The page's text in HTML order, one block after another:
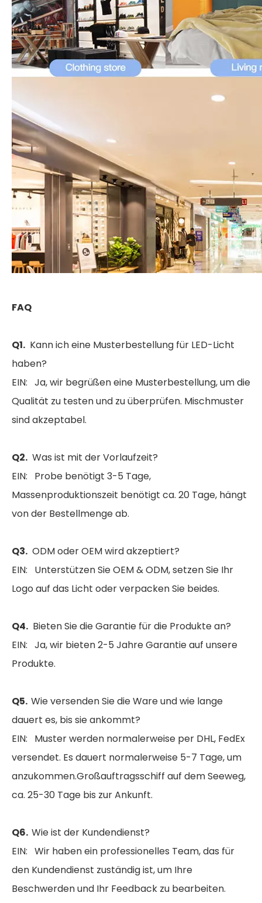
FAQ
Q1. Kann ich eine Musterbestellung für LED-Licht
haben?
EIN: Ja, wir begrüßen eine Musterbestellung, um die
Qualität zu testen und zu überprüfen. Mischmuster
sind akzeptabel.
Q2. Was ist mit der Vorlaufzeit?
EIN: Probe benötigt 3-5 Tage,
Massenproduktionszeit benötigt ca. 20 Tage, hängt
von der Bestellmenge ab.
Q3. ODM oder OEM wird akzeptiert?
EIN: Unterstützen Sie OEM & ODM, setzen Sie Ihr
Logo auf das Licht oder verpacken Sie beides.
Q4. Bieten Sie die Garantie für die Produkte an?
EIN: Ja, wir bieten 2-5 Jahre Garantie auf unsere
Produkte.
Q5. Wie versenden Sie die Ware und wie lange
dauert es, bis sie ankommt?
EIN: Muster werden normalerweise per DHL, FedEx
versendet. Es dauert normalerweise 5-7 Tage, um
anzukommen.Großauftragsschiff auf dem Seeweg,
ca. 25-30 Tage bis zur Ankunft.
Q6. Wie ist der Kundendienst?
EIN: Wir haben ein professionelles Team, das für
den Kundendienst zuständig ist, um Ihre
Beschwerden und Ihr Feedback zu bearbeiten.